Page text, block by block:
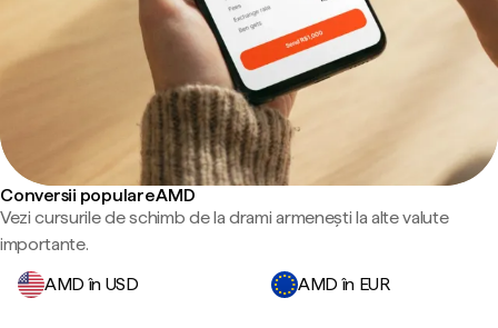
Conversii populare AMD
Vezi cursurile de schimb de la drami armenești la alte valute
importante.
AMD în USD
AMD în EUR